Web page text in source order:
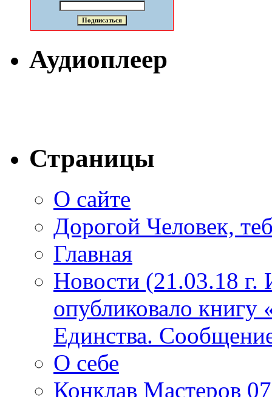
Аудиоплеер
Страницы
О сайте
Дорогой Человек,
Главная
Новости (21.03.18 г.
опубликовало книгу
Единства.
О себе
Конклав Мастеров